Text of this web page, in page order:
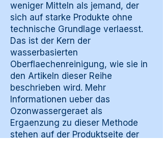
weniger Mitteln als jemand, der
sich auf starke Produkte ohne
technische Grundlage verlaesst.
Das ist der Kern der
wasserbasierten
Oberflaechenreinigung, wie sie in
den Artikeln dieser Reihe
beschrieben wird. Mehr
Informationen ueber das
Ozonwassergeraet als
Ergaenzung zu dieser Methode
stehen auf der Produktseite der